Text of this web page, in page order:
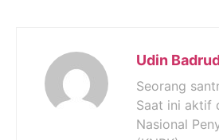
Udin
Seorang
Saat ini aktif
Nasional